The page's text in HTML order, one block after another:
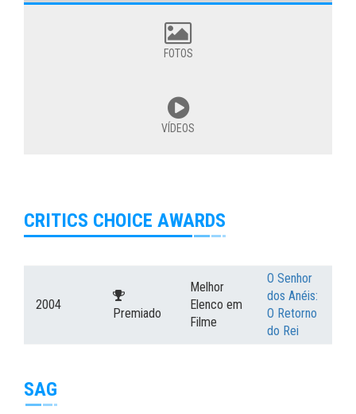
FOTOS
VÍDEOS
CRITICS CHOICE AWARDS
2004
Premiado
Melhor
Elenco em
Filme
O Senhor
dos Anéis:
O Retorno
do Rei
SAG